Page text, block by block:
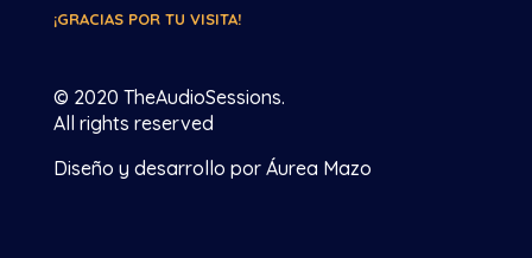
¡GRACIAS POR TU VISITA!
© 2020 TheAudioSessions.
All rights reserved
Diseño y desarrollo por Áurea Mazo